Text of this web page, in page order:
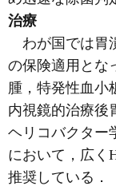
治療
わが国では胃
の保険適用とな
腫，特発性血小
内視鏡的治療後
ヘリコバクター
において，広く
推奨している．